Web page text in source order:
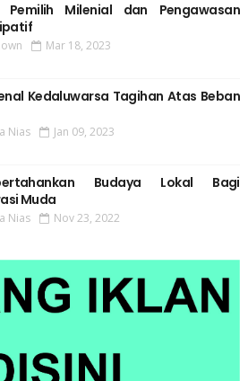
Pemilih Milenial dan Pengawasan
Mar 18, 2023
Kedaluwarsa Tagihan Atas Beban
Nias Jan 09, 2023
Budaya Lokal Bagi
Muda
Nias Nov 23, 2022